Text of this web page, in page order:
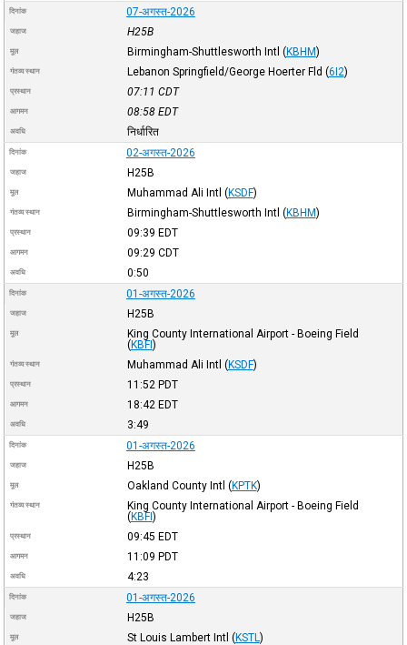
दिनांक 07-अगस्त-2026
जहाज H25B
मूल Birmingham-Shuttlesworth Intl (KBHM)
गंतव्य स्थान Lebanon Springfield/George Hoerter Fld (6I2)
प्रस्थान 07:11 CDT
आगमन 08:58 EDT
अवधि निर्धारित
दिनांक 02-अगस्त-2026
जहाज H25B
मूल Muhammad Ali Intl (KSDF)
गंतव्य स्थान Birmingham-Shuttlesworth Intl (KBHM)
प्रस्थान 09:39 EDT
आगमन 09:29 CDT
अवधि 0:50
दिनांक 01-अगस्त-2026
जहाज H25B
मूल
King County International Airport - Boeing Field
(KBFI)
गंतव्य स्थान Muhammad Ali Intl (KSDF)
प्रस्थान 11:52 PDT
आगमन 18:42 EDT
अवधि 3:49
दिनांक 01-अगस्त-2026
जहाज H25B
मूल Oakland County Intl (KPTK)
गंतव्य स्थान
King County International Airport - Boeing Field
(KBFI)
प्रस्थान 09:45 EDT
आगमन 11:09 PDT
अवधि 4:23
दिनांक 01-अगस्त-2026
जहाज H25B
मूल St Louis Lambert Intl (KSTL )